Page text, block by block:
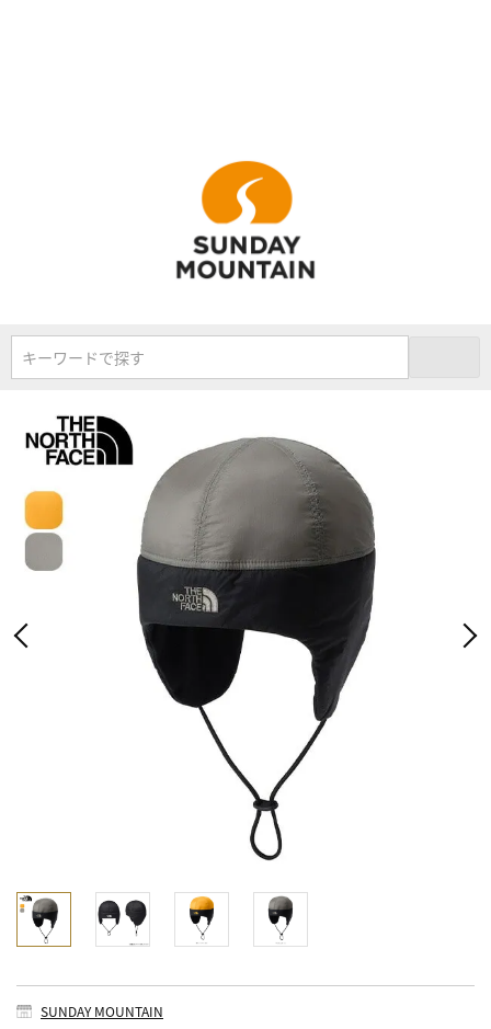
キーワードで探す
SUNDAY MOUNTAIN